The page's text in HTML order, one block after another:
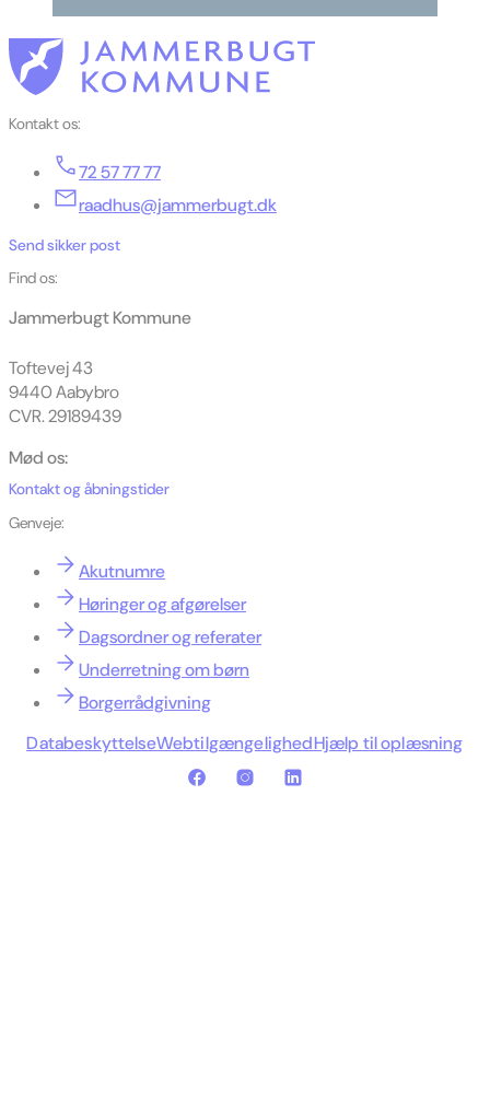
Kontakt os:
72 57 77 77
raadhus@jammerbugt.dk
Send sikker post
Find os:
Jammerbugt Kommune
Toftevej 43
9440 Aabybro
CVR. 29189439
Mød os:
Kontakt og åbningstider
Genveje:
Akutnumre
Høringer og afgørelser
Dagsordner og referater
Underretning om børn
Borgerrådgivning
DatabeskyttelseWebtilgængelighedHjælp til oplæsning